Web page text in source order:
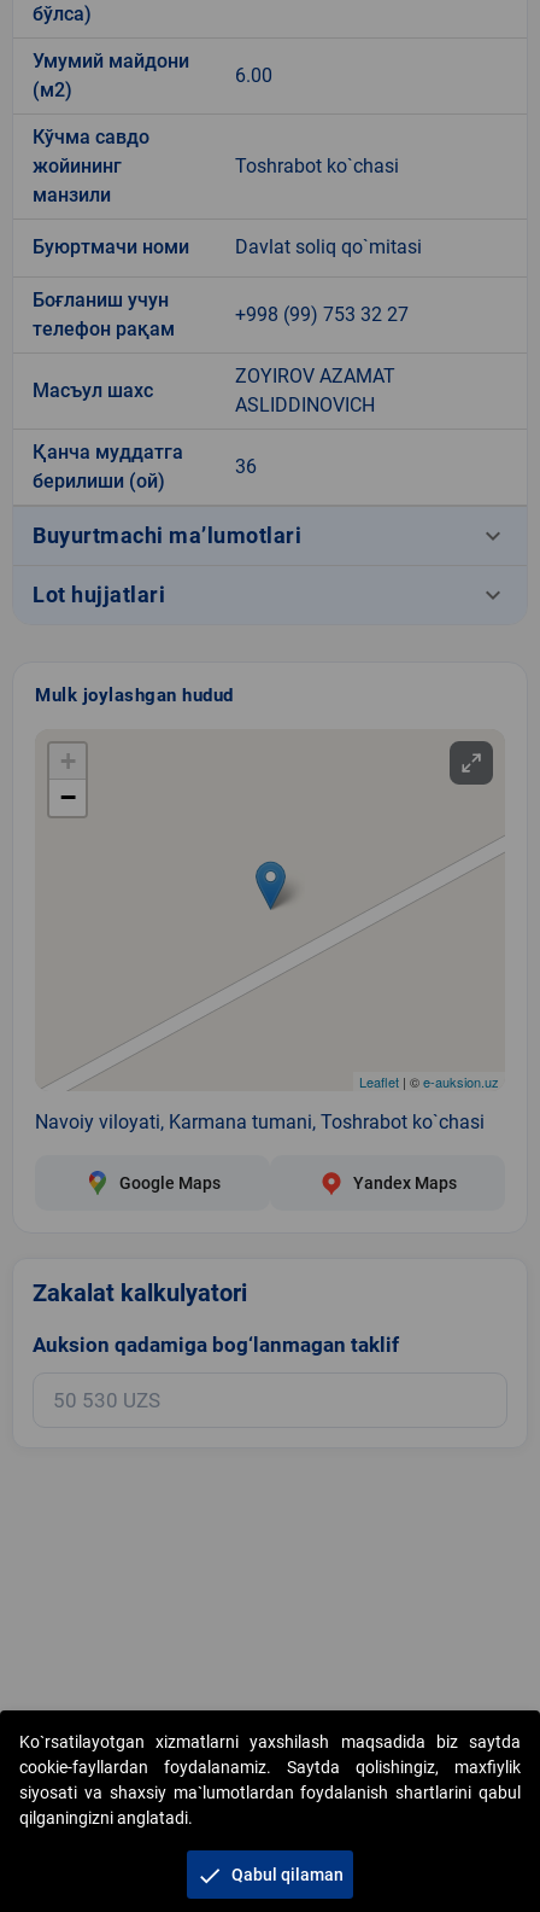
бўлса)
Умумий майдони
(м2)
6.00
Кўчма савдо
жойининг
манзили
Toshrabot ko`chasi
Буюртмачи номи Davlat soliq qo`mitasi
Боғланиш учун
телефон рақам
+998 (99) 753 32 27
Масъул шахс
ZOYIROV AZAMAT
ASLIDDINOVICH
Қанча муддатга
берилиши (ой)
36
Buyurtmachi ma’lumotlari keyboard_arrow_down
Lot hujjatlari keyboard_arrow_down
Mulk joylashgan hudud
+
−
Leaflet | ©e-auksion.uz
Navoiy viloyati, Karmana tumani, Toshrabot ko`chasi
Google Maps Yandex Maps
Zakalat kalkulyatori
Auksion qadamiga bog‘lanmagan taklif
Copyright © 2017-2026. "Elektron onlayn-auksionlarni tashkil etish"
AJ. Barcha huquqlar himoyalangan
+998 71 202-21-11
Ko`rsatilayotgan xizmatlarni yaxshilash maqsadida biz saytda
cookie-fayllardan foydalanamiz. Saytda qolishingiz, maxfiylik
siyosati va shaxsiy ma`lumotlardan foydalanish shartlarini qabul
qilganingizni anglatadi.
check Qabul qilaman